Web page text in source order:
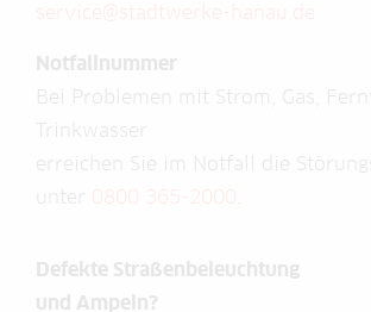
Notfallnummer
Bei Problemen mit Strom, Gas,
Trinkwasser
erreichen Sie im Notfall die
unter
Defekte Straßenbeleuchtung
und Ampeln?